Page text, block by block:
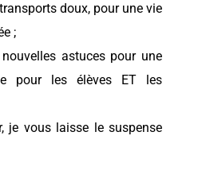
doux, pour une vie
;
astuces pour une
pour les élèves ET les
je vous laisse le suspense